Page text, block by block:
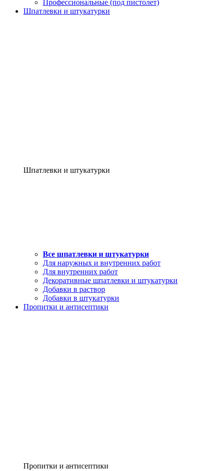
Профессиональные (под пистолет)
Шпатлевки и штукатурки
Шпатлевки и штукатурки
Все шпатлевки и штукатурки
Для наружных и внутренних работ
Для внутренних работ
Декоративные шпатлевки и штукатурки
Добавки в раствор
Добавки в штукатурки
Пропитки и антисептики
Пропитки и антисептики